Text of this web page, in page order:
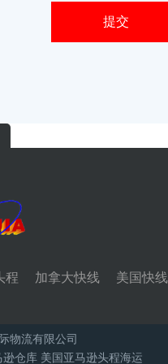
程 加拿大快线 美国快线
物流有限公司
仓库 美国亚马逊头程海运